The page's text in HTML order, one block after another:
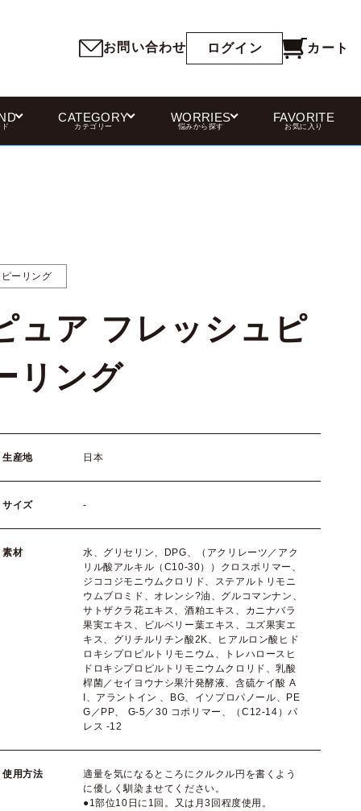
お問い合わせ ログイン カート
CATEGORY
カテゴリー
WORRIES
悩みから探す
FAVORITE
お気に入り
ピーリング
ュア フレッシュピ
リング
生産地 日本
サイズ -
素材
水、グリセリン、DPG、（アクリレーツ／アク
リル酸アルキル（C10-30））クロスポリマー、
ジココジモニウムクロリド、ステアルトリモニ
ウムブロミド、オレンシ?油、グルコマンナン、
サトザクラ花エキス、酒粕エキス、カニナバラ
果実エキス、ビルベリー葉エキス、ユズ果実エ
キス、グリチルリチン酸2K、ヒアルロン酸ヒド
ロキシプロピルトリモニウム、トレハロースヒ
ドロキシプロピルトリモニウムクロリド、乳酸
桿菌／セイヨウナシ果汁発酵液、含硫ケイ酸 A
I、アラントイン 、BG、イソプロパノール、PE
G／PP、 G-5／30 コポリマー、（C12-14）パ
レス -12
使用方法
適量を気になるところにクルクル円を書くよう
に優しく馴染ませてください。
●1部位10日に1回。又は月3回程度使用。